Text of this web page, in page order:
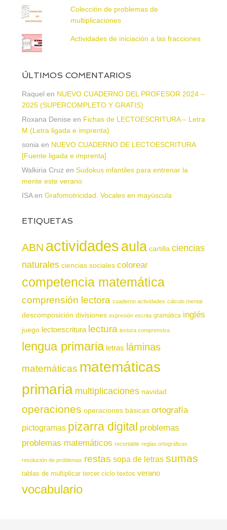
Colección de problemas de
multiplicaciones
Actividades de iniciación a las fracciones
ÚLTIMOS COMENTARIOS
Raquel en NUEVO CUADERNO DEL PROFESOR 2024 –
2025 (SUPERCOMPLETO Y GRATIS)
Roxana Denise en Fichas de LECTOESCRITURA – Letra
M (Letra ligada e imprenta)
sonia en NUEVO CUADERNO DE LECTOESCRITURA
[Fuente ligada e imprenta]
Walkiria Cruz en Sudokus infantiles para entrenar la
mente este verano
ISAen Grafomotricidad. Vocales en mayúscula
ETIQUETAS
ABN actividadesaula cartilla ciencias
naturales ciencias sociales colorear
competencia matemática
comprensión lectora cuaderno actividades cálculo mental
descomposición divisiones expresión escrita gramática inglés
juego lectoescritura lectura lectura comprensiva
lengua primaria letras láminas
matemáticas matemáticas
primaria multiplicaciones navidad
operaciones operaciones básicas ortografía
pictogramas pizarra digital problemas
problemas matemáticos recortable reglas ortográficas
resolución de problemas restas sopa de letras sumas
tablas de multiplicar tercer ciclo textos verano
vocabulario